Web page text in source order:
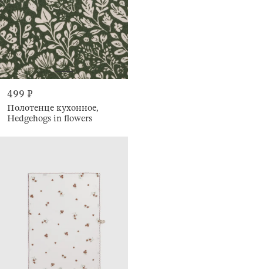
499 ₽
Полотенце кухонное,
Hedgehogs in flowers